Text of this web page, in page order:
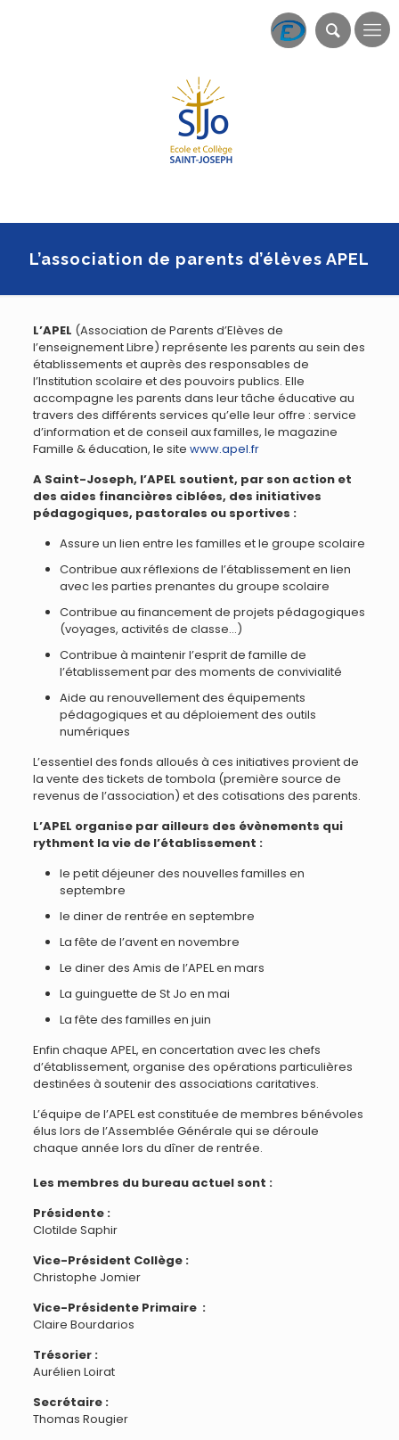
L’association de parents d’élèves APEL
L’APEL (Association de Parents d’Elèves de
l’enseignement Libre) représente les parents au sein des
établissements et auprès des responsables de
l’Institution scolaire et des pouvoirs publics. Elle
accompagne les parents dans leur tâche éducative au
travers des différents services qu’elle leur offre : service
d’information et de conseil aux familles, le magazine
Famille & éducation, le site www.apel.fr
A Saint-Joseph, l’APEL soutient, par son action et
des aides financières ciblées, des initiatives
pédagogiques, pastorales ou sportives :
Assure un lien entre les familles et le groupe scolaire
Contribue aux réflexions de l’établissement en lien
avec les parties prenantes du groupe scolaire
Contribue au financement de projets pédagogiques
(voyages, activités de classe…)
Contribue à maintenir l’esprit de famille de
l’établissement par des moments de convivialité
Aide au renouvellement des équipements
pédagogiques et au déploiement des outils
numériques
L’essentiel des fonds alloués à ces initiatives provient de
la vente des tickets de tombola (première source de
revenus de l’association) et des cotisations des parents.
L’APEL organise par ailleurs des évènements qui
rythment la vie de l’établissement :
le petit déjeuner des nouvelles familles en
septembre
le diner de rentrée en septembre
La fête de l’avent en novembre
Le diner des Amis de l’APEL en mars
La guinguette de St Jo en mai
La fête des familles en juin
Enfin chaque APEL, en concertation avec les chefs
d’établissement, organise des opérations particulières
destinées à soutenir des associations caritatives.
L’équipe de l’APEL est constituée de membres bénévoles
élus lors de l’Assemblée Générale qui se déroule
chaque année lors du dîner de rentrée.
Les membres du bureau actuel sont :
Présidente :
Clotilde Saphir
Vice-Président Collège :
Christophe Jomier
Vice-Présidente Primaire :
Claire Bourdarios
Trésorier :
Aurélien Loirat
Secrétaire :
Thomas Rougier